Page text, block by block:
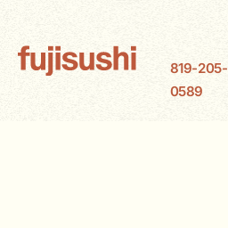
819-205-
0589